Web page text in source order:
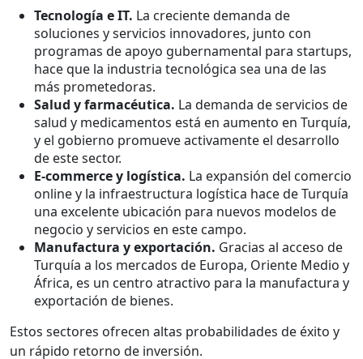
Tecnología e IT. La creciente demanda de
soluciones y servicios innovadores, junto con
programas de apoyo gubernamental para startups,
hace que la industria tecnológica sea una de las
más prometedoras.
Salud y farmacéutica. La demanda de servicios de
salud y medicamentos está en aumento en Turquía,
y el gobierno promueve activamente el desarrollo
de este sector.
E-commerce y logística. La expansión del comercio
online y la infraestructura logística hace de Turquía
una excelente ubicación para nuevos modelos de
negocio y servicios en este campo.
Manufactura y exportación. Gracias al acceso de
Turquía a los mercados de Europa, Oriente Medio y
África, es un centro atractivo para la manufactura y
exportación de bienes.
Estos sectores ofrecen altas probabilidades de éxito y
un rápido retorno de inversión.